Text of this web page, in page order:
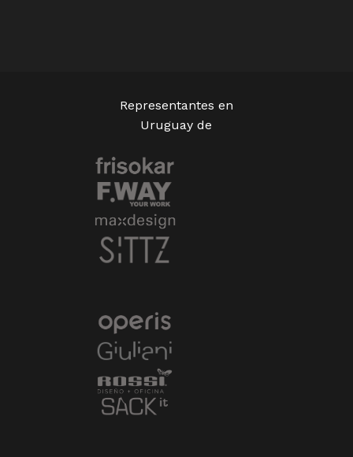
Representantes en
Uruguay de